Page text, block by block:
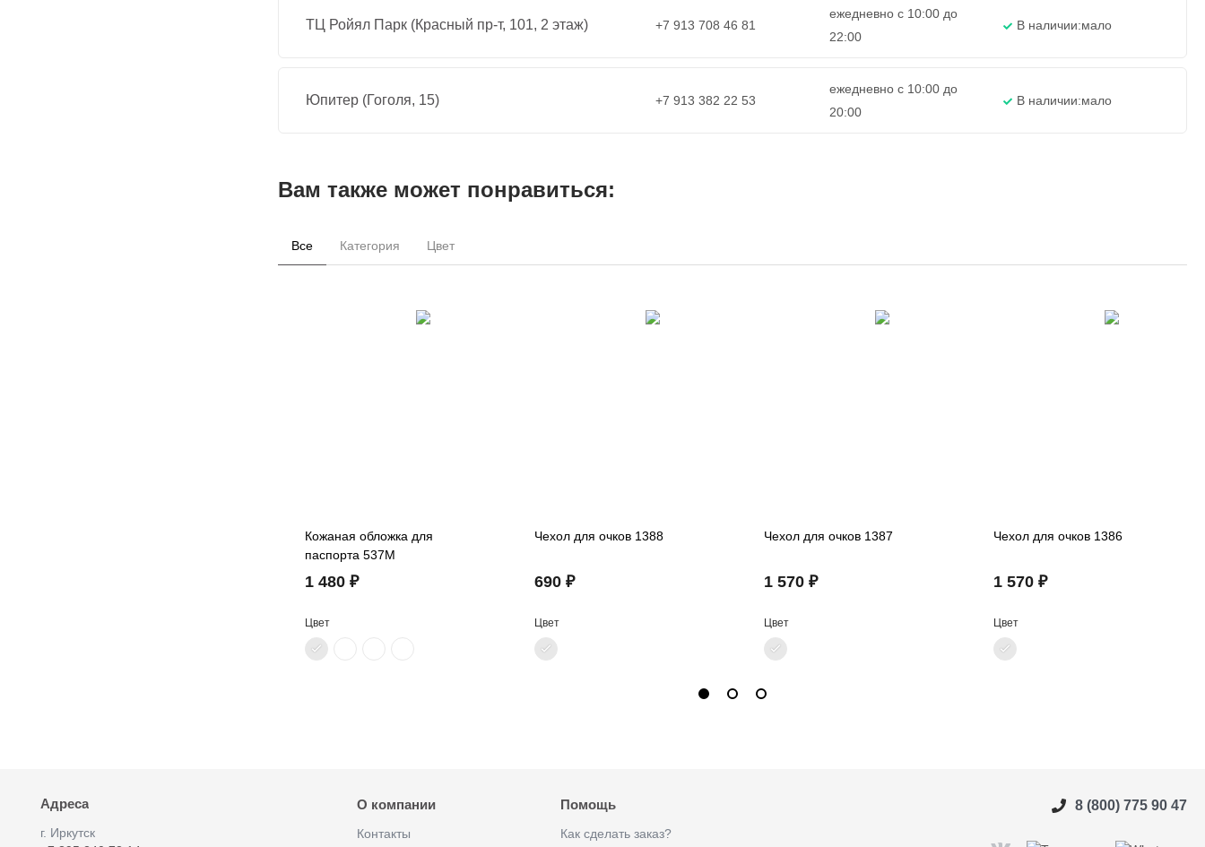
ТЦ Ройял Парк (Красный пр-т, 101, 2 этаж) +7 913 708 46 81
ежедневно с 10:00 до
22:00
В наличии:мало
Юпитер (Гоголя, 15) +7 913 382 22 53
ежедневно с 10:00 до
20:00
В наличии:мало
Вам также может понравиться:
Все Категория Цвет
Кожаная обложка для
паспорта 537M
1 480 ₽
Цвет
Чехол для очков 1388
690 ₽
Цвет
Чехол для очков 1387
1 570 ₽
Цвет
Чехол для очков 1386
1 570 ₽
Цвет
Адреса
г. Иркутск
О компании
Контакты
Помощь
Как сделать заказ?
8 (800) 775 90 47